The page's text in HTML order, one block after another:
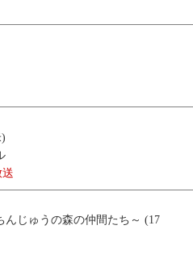
んじゅうの森の仲間たち～ (17